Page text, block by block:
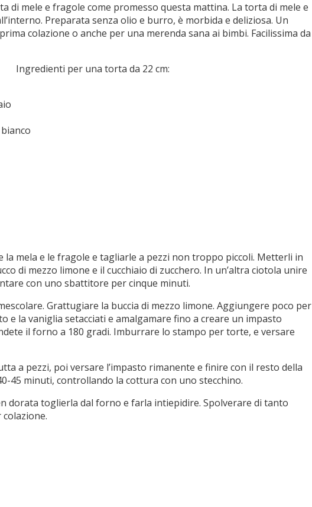
di mele e fragole come promesso questa mattina. La torta di mele e
Preparata senza olio e burro, è morbida e deliziosa. Un
colazione o anche per una merenda sana ai bimbi. Facilissima da
Ingredienti per una torta da 22 cm:
la mela e le fragole e tagliarle a pezzi non troppo piccoli. Metterli in
di mezzo limone e il cucchiaio di zucchero. In un’altra ciotola unire
con uno sbattitore per cinque minuti.
Grattugiare la buccia di mezzo limone. Aggiungere poco per
e la vaniglia setacciati e amalgamare fino a creare un impasto
il forno a 180 gradi. Imburrare lo stampo per torte, e versare
a pezzi, poi versare l’impasto rimanente e finire con il resto della
45 minuti, controllando la cottura con uno stecchino.
dorata toglierla dal forno e farla intiepidire. Spolverare di tanto